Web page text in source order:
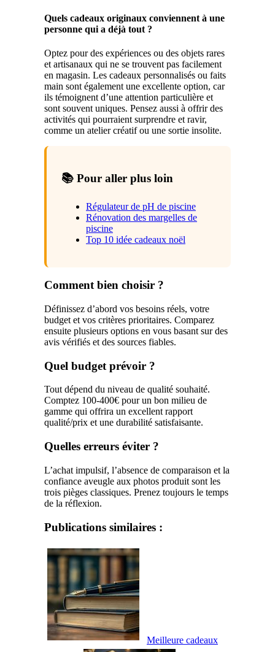
Quels cadeaux originaux conviennent à une
personne qui a déjà tout ?
Optez pour des expériences ou des objets rares
et artisanaux qui ne se trouvent pas facilement
en magasin. Les cadeaux personnalisés ou faits
main sont également une excellente option, car
ils témoignent d’une attention particulière et
sont souvent uniques. Pensez aussi à offrir des
activités qui pourraient surprendre et ravir,
comme un atelier créatif ou une sortie insolite.
📚 Pour aller plus loin
Régulateur de pH de piscine
Rénovation des margelles de
piscine
Top 10 idée cadeaux noël
Comment bien choisir ?
Définissez d’abord vos besoins réels, votre
budget et vos critères prioritaires. Comparez
ensuite plusieurs options en vous basant sur des
avis vérifiés et des sources fiables.
Quel budget prévoir ?
Tout dépend du niveau de qualité souhaité.
Comptez 100-400€ pour un bon milieu de
gamme qui offrira un excellent rapport
qualité/prix et une durabilité satisfaisante.
Quelles erreurs éviter ?
L’achat impulsif, l’absence de comparaison et la
confiance aveugle aux photos produit sont les
trois pièges classiques. Prenez toujours le temps
de la réflexion.
Publications similaires :
Meilleure cadeaux